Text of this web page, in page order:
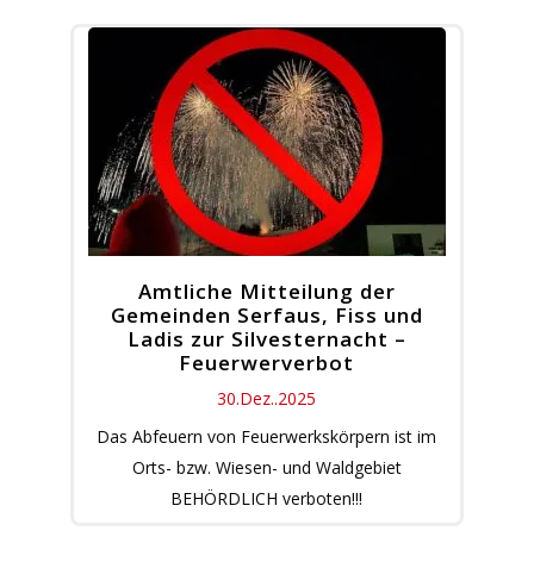
Amtliche Mitteilung der
Gemeinden Serfaus, Fiss und
Ladis zur Silvesternacht –
Feuerwerverbot
30.Dez..2025
Das Abfeuern von Feuerwerkskörpern ist im
Orts- bzw. Wiesen- und Waldgebiet
BEHÖRDLICH verboten!!!